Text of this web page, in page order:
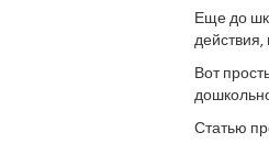
Еще до
Вот
Статью